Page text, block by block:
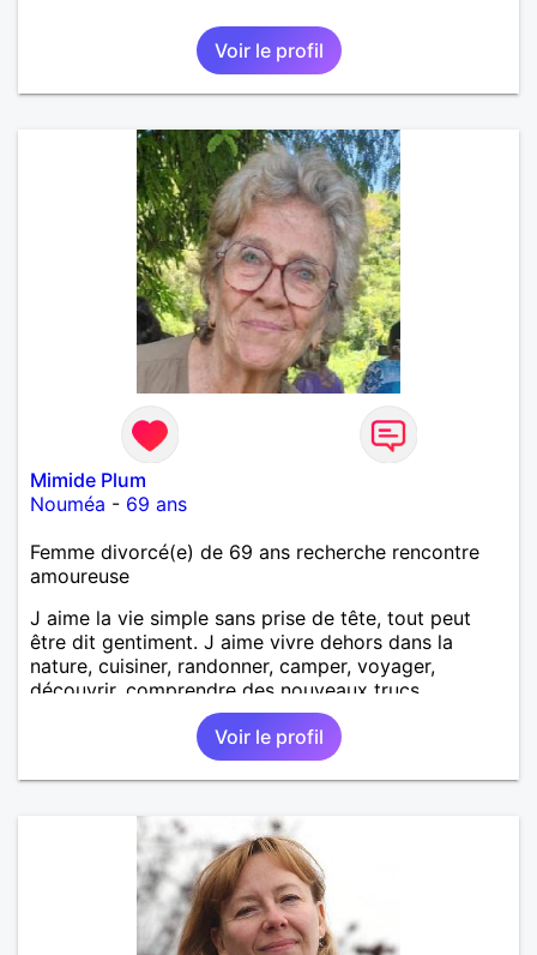
Voir le profil
Mimide Plum
Nouméa - 69 ans
Femme divorcé(e) de 69 ans recherche rencontre
amoureuse
J aime la vie simple sans prise de tête, tout peut
être dit gentiment. J aime vivre dehors dans la
nature, cuisiner, randonner, camper, voyager,
découvrir, comprendre des nouveaux trucs
techniques et sur la vie des êtres vivants. J aime
danser, faire la fête. Je ne bois pratiquement pas d
alcool, je fume rarement, je ris souvent. Je cherche
un vrai amoureux pour continuer à profiter de la vie
en ai marre je veux partagé et rigoler
Voir le profil